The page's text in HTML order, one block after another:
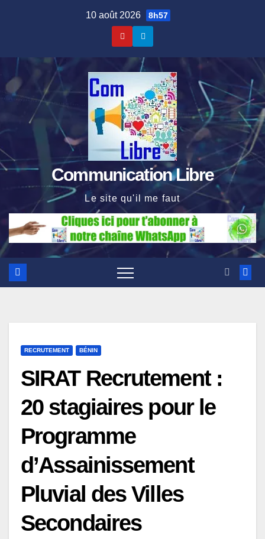
10 août 2026 8h57
Communication Libre
Le site qu'il me faut
RECRUTEMENT BÉNIN
SIRAT Recrutement :
20 stagiaires pour le
Programme
d’Assainissement
Pluvial des Villes
Secondaires